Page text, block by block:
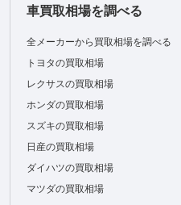
車買取相場を調べる
全メーカーから買取相場を調べる
トヨタの買取相場
レクサスの買取相場
ホンダの買取相場
スズキの買取相場
日産の買取相場
ダイハツの買取相場
マツダの買取相場